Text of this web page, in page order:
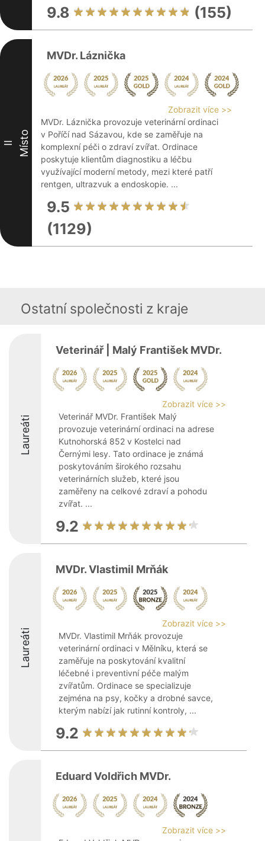
9.8 (155)
II Místo
MVDr. Láznička
Zobrazit více >>
MVDr. Láznička provozuje veterinární ordinaci
v Poříčí nad Sázavou, kde se zaměřuje na
komplexní péči o zdraví zvířat. Ordinace
poskytuje klientům diagnostiku a léčbu
využívající moderní metody, mezi které patří
rentgen, ultrazvuk a endoskopie. ...
9.5
(1129)
Ostatní společnosti z kraje
Laureáti
Veterinář | Malý František MVDr.
Zobrazit více >>
Veterinář MVDr. František Malý
provozuje veterinární ordinaci na adrese
Kutnohorská 852 v Kostelci nad
Černými lesy. Tato ordinace je známá
poskytováním širokého rozsahu
veterinárních služeb, které jsou
zaměřeny na celkové zdraví a pohodu
zvířat. ...
9.2
Laureáti
MVDr. Vlastimil Mrňák
Zobrazit více >>
MVDr. Vlastimil Mrňák provozuje
veterinární ordinaci v Mělníku, která se
zaměřuje na poskytování kvalitní
léčebné i preventivní péče malým
zvířatům. Ordinace se specializuje
zejména na psy, kočky a drobné savce,
kterým nabízí jak rutinní kontroly, ...
9.2
Eduard Voldřich MVDr.
Zobrazit více >>